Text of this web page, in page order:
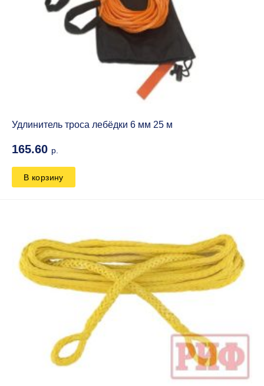
Удлинитель троса лебёдки 6 мм 25 м
165.60 р.
В корзину